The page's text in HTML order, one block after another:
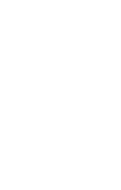
con total
de forma
con
que no